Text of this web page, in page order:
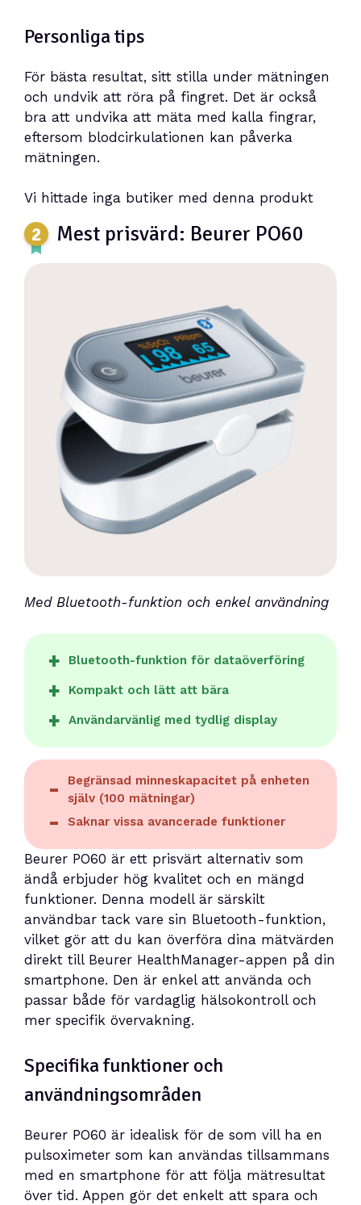
Personliga tips
För bästa resultat, sitt stilla under mätningen
och undvik att röra på fingret. Det är också
bra att undvika att mäta med kalla fingrar,
eftersom blodcirkulationen kan påverka
mätningen.
Vi hittade inga butiker med denna produkt
Mest prisvärd: Beurer PO60
Med Bluetooth-funktion och enkel användning
Bluetooth-funktion för dataöverföring
Kompakt och lätt att bära
Användarvänlig med tydlig display
Begränsad minneskapacitet på enheten
själv (100 mätningar)
Saknar vissa avancerade funktioner
Beurer PO60 är ett prisvärt alternativ som
ändå erbjuder hög kvalitet och en mängd
funktioner. Denna modell är särskilt
användbar tack vare sin Bluetooth-funktion,
vilket gör att du kan överföra dina mätvärden
direkt till Beurer HealthManager-appen på din
smartphone. Den är enkel att använda och
passar både för vardaglig hälsokontroll och
mer specifik övervakning.
Specifika funktioner och
användningsområden
Beurer PO60 är idealisk för de som vill ha en
pulsoximeter som kan användas tillsammans
med en smartphone för att följa mätresultat
över tid. Appen gör det enkelt att spara och